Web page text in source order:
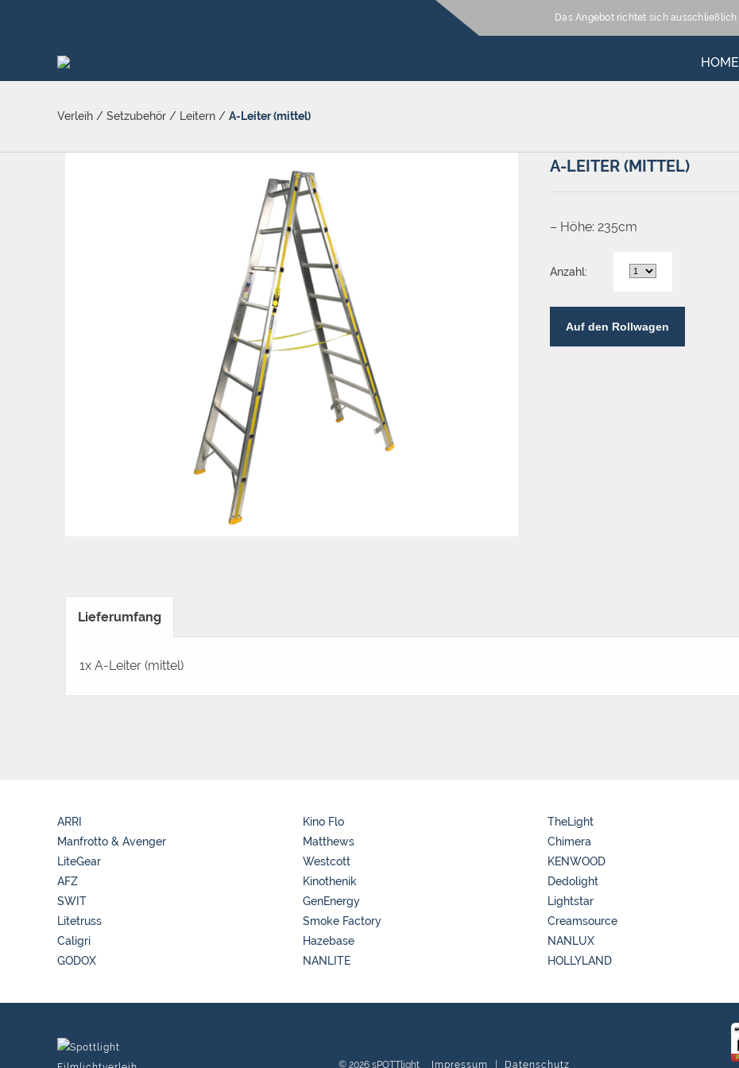
Das Angebot richtet sich
HOME
Verleih / Setzubehör / Leitern / A-Leiter (mittel)
A-LEITER (MITTEL)
– Höhe: 235cm
Anzahl:
Auf den Rollwagen
Lieferumfang
1x A-Leiter (mittel)
ARRI
Manfrotto & Avenger
LiteGear
AFZ
SWIT
Litetruss
Caligri
GODOX
Kino Flo
Matthews
Westcott
Kinothenik
GenEnergy
Smoke Factory
Hazebase
NANLITE
TheLight
Chimera
KENWOOD
Dedolight
Lightstar
Creamsource
NANLUX
HOLLYLAND
© 2026 sPOTTlight Impressum Datenschutz